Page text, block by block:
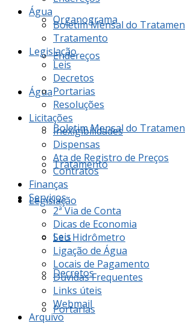
Organograma
Endereços
Água
Boletim Mensal do
Tratamento
Legislação
Leis
Decretos
Portarias
Água
Boletim Mensal do
Tratamento
Legislação
Leis
Decretos
Portarias
Resoluções
Licitações
Inexigibilidades
Dispensas
Ata de Registro de Preços
Contratos
Finanças
Serviços
2ª Via de Conta
Dicas de Economia
Seu Hidrômetro
Ligação de Água
Locais de Pagamento
Dúvidas Frequentes
Links úteis
Webmail
Arquivo